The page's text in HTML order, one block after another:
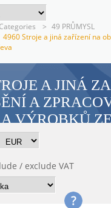
> 49 PRŮMYSL
4960 Stroje a jiná zařízení na
A JINÁ
A
VÝROBKŮ
/ exclude VAT